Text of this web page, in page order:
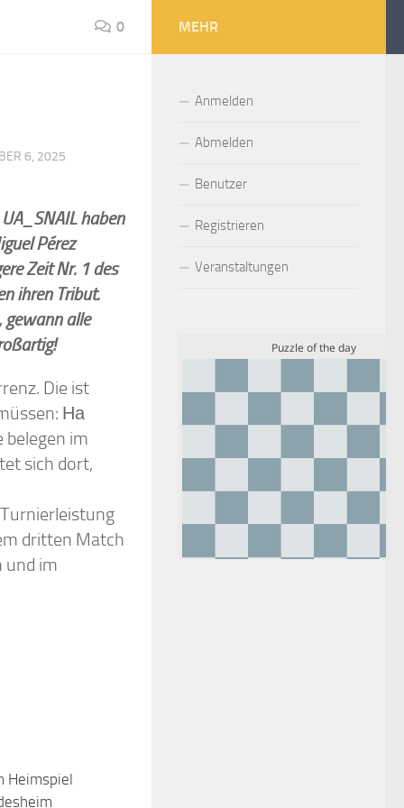
0
6, 2025
haben
Pérez
Zeit Nr. 1 des
ihren Tribut.
gewann alle
Die ist
На
im
sich dort,
dritten Match
und im
Heimspiel
MEHR
Anmelden
Abmelden
Benutzer
Registrieren
Veranstaltungen